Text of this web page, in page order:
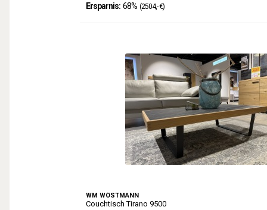
Ersparnis: 68% (2504,- €)
WM WÖSTMANN
Couchtisch Tirano 9500